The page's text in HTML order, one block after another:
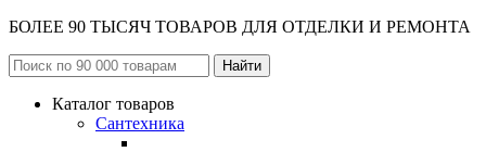
БОЛЕЕ 90 ТЫСЯЧ ТОВАРОВ ДЛЯ ОТДЕЛКИ И РЕМОНТА
Каталог товаров
Сантехника